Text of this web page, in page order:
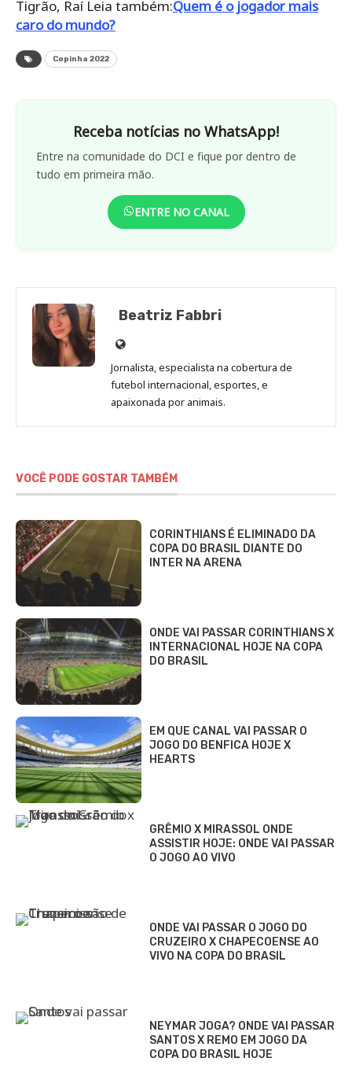
Tigrão, Raí Leia também:Quem é o jogador mais
caro do mundo?
Copinha 2022
Receba notícias no WhatsApp!
Entre na comunidade do DCI e fique por dentro de
tudo em primeira mão.
ENTRE NO CANAL
Beatriz Fabbri
Site
de
Beatriz
Fabbri
Jornalista, especialista na cobertura de
futebol internacional, esportes, e
apaixonada por animais.
VOCÊ PODE GOSTAR TAMBÉM
CORINTHIANS É ELIMINADO DA
COPA DO BRASIL DIANTE DO
INTER NA ARENA
ONDE VAI PASSAR CORINTHIANS X
INTERNACIONAL HOJE NA COPA
DO BRASIL
EM QUE CANAL VAI PASSAR O
JOGO DO BENFICA HOJE X
HEARTS
GRÊMIO X MIRASSOL ONDE
ASSISTIR HOJE: ONDE VAI PASSAR
O JOGO AO VIVO
ONDE VAI PASSAR O JOGO DO
CRUZEIRO X CHAPECOENSE AO
VIVO NA COPA DO BRASIL
NEYMAR JOGA? ONDE VAI PASSAR
SANTOS X REMO EM JOGO DA
COPA DO BRASIL HOJE